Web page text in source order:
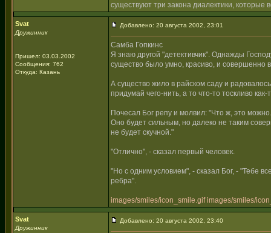
существуют три закона диалектики, которые
Svat
Дружинник
Пришел: 03.03.2002
Сообщения: 762
Откуда: Казань
Добавлено: 20 августа 2002, 23:01
Самба Гопкинс
Я знаю другой "детективчик". Однажды
существо было умно, красиво, и совершенно
А существо жило в райском саду и
придумай чего-нить, а то что-то тоскливо как-
Почесал Бог репу и молвил: "Что ж, это
Оно будет сильным, но далеко не таким
не будет скучной."
"Отлично", - сказал первый человек.
"Но с одним условием", - сказал Бог, - "Тебе
ребра".
images/smiles/icon_smile.gif images/smiles/
Svat
Дружинник
Добавлено: 20 августа 2002, 23:40